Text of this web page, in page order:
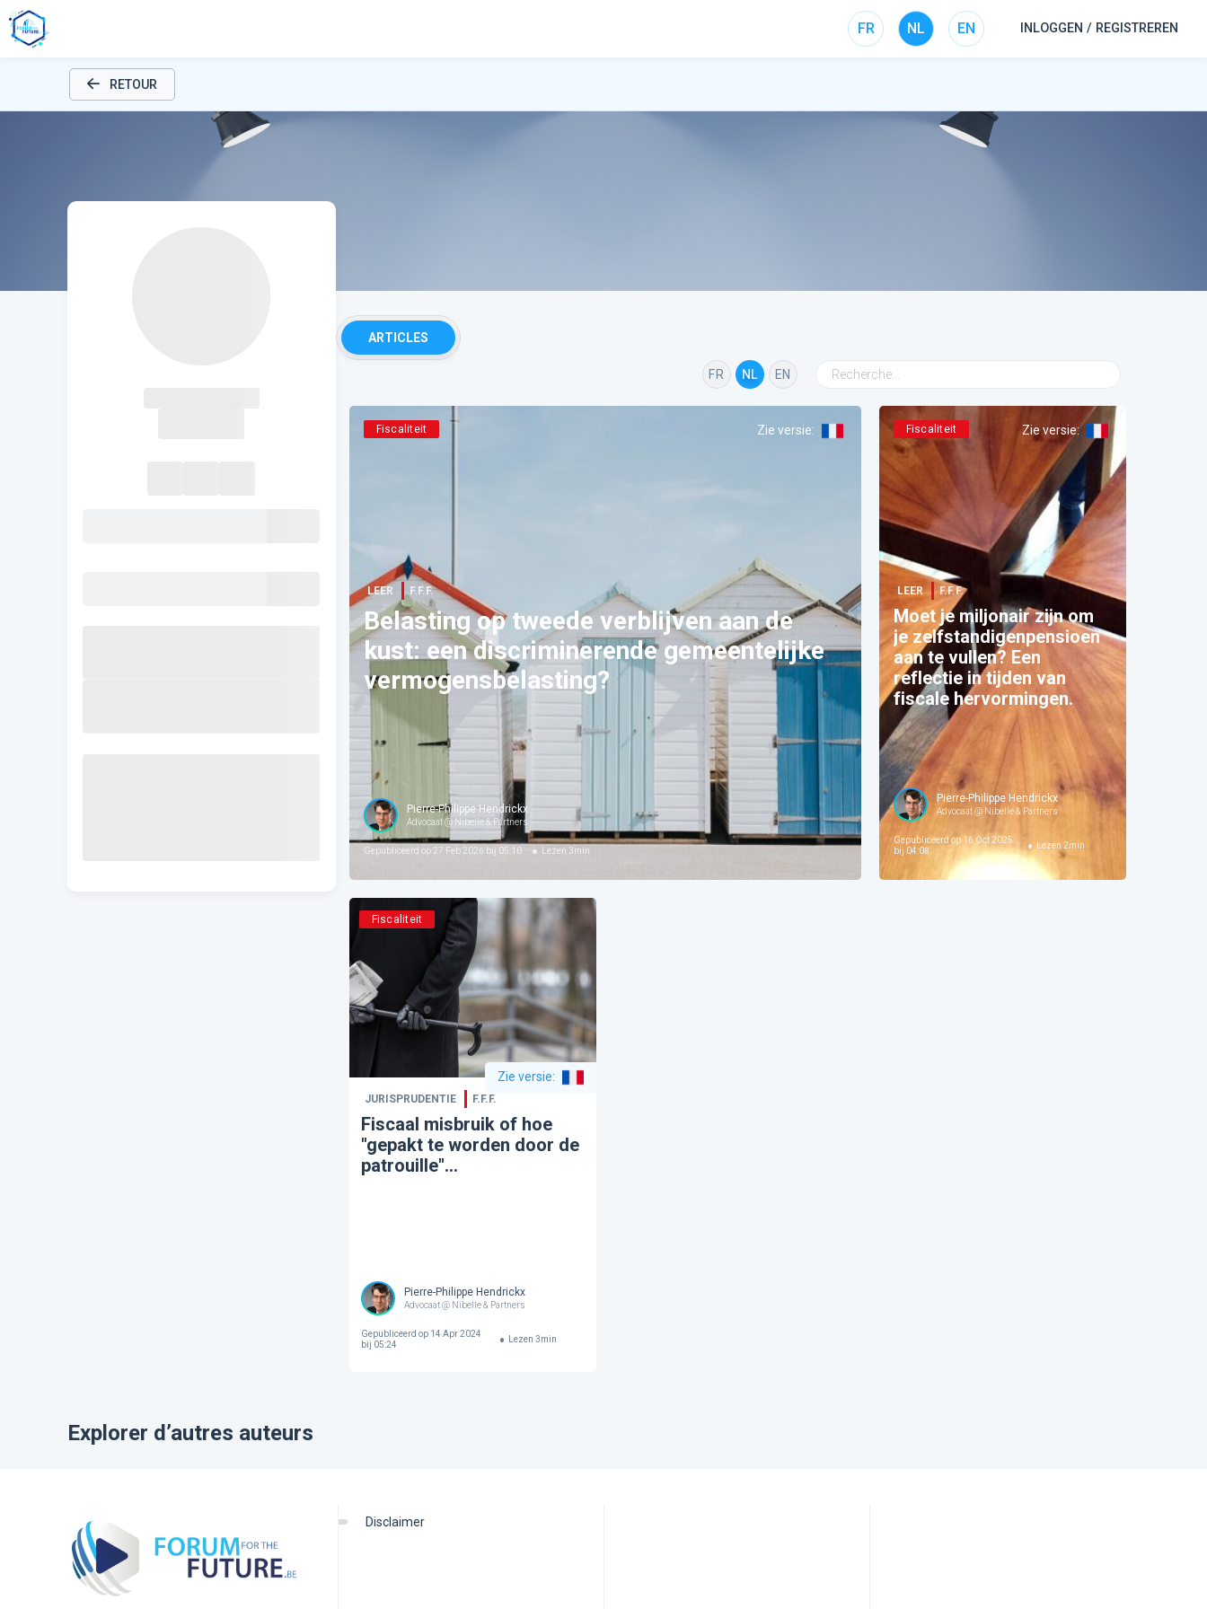
FR NL EN INLOGGEN / REGISTREREN
RETOUR
ARTICLES
FR NL EN
Fiscaliteit Zie versie:
LEER F.F.F.
Belasting op tweede verblijven aan de
kust: een discriminerende gemeentelijke
vermogensbelasting?
Pierre-Philippe Hendrickx
Advocaat @ Nibelle & Partners
Gepubliceerd op27 Feb 2026 bij 05:10 Lezen 3min
Fiscaliteit Zie versie:
LEER F.F.F.
Moet je miljonair zijn om
je zelfstandigenpensioen
aan te vullen? Een
reflectie in tijden van
fiscale hervormingen.
Pierre-Philippe Hendrickx
Advocaat @ Nibelle & Partners
Gepubliceerd op16 Oct 2025
bij 04:08
Lezen 2min
Fiscaliteit
Zie versie:
JURISPRUDENTIE F.F.F.
Fiscaal misbruik of hoe
"gepakt te worden door de
patrouille"...
Pierre-Philippe Hendrickx
Advocaat @ Nibelle & Partners
Gepubliceerd op 14 Apr 2024
bij 05:24
Lezen 3min
Explorer d’autres auteurs
disclaimer